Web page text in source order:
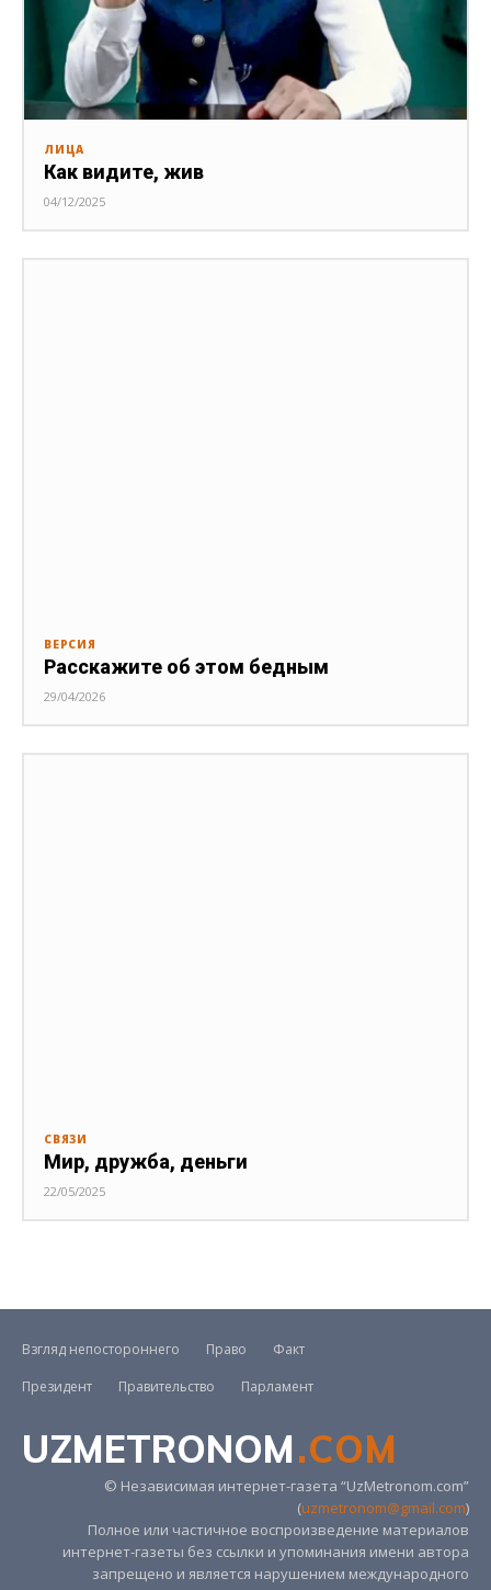
ЛИЦА
Как видите, жив
04/12/2025
ВЕРСИЯ
Расскажите об этом бедным
29/04/2026
СВЯЗИ
Мир, дружба, деньги
22/05/2025
Взгляд непостороннего Право
Факт
Президент
Правительство Парламент
UZMETRONOM.COM
© Независимая интернет-газета “UzMetronom.com”
(uzmetronom@gmail.com)
Полное или частичное воспроизведение материалов
интернет-газеты без ссылки и упоминания имени автора
запрещено и является нарушением международного